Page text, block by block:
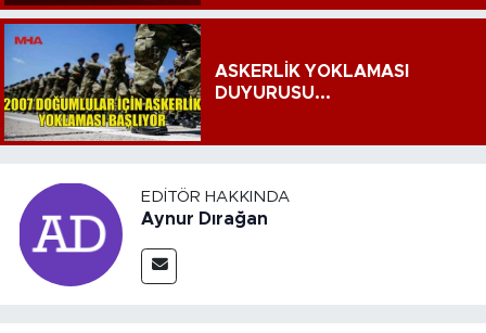
ASKERLİK YOKLAMASI
DUYURUSU...
EDITÖR HAKKINDA
Aynur Dırağan